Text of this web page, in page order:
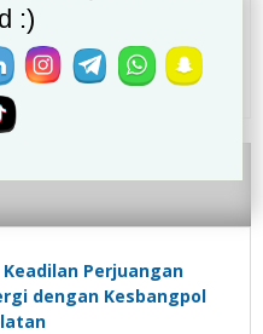
Keadilan Perjuangan
dengan Kesbangpol
:)